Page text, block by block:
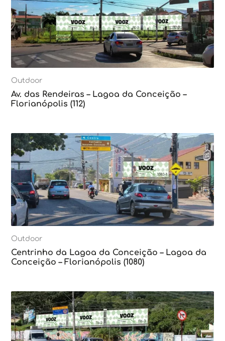
Outdoor
Av. das Rendeiras – Lagoa da Conceição –
Florianópolis (112)
Outdoor
Centrinho da Lagoa da Conceição – Lagoa da
Conceição – Florianópolis (1080)